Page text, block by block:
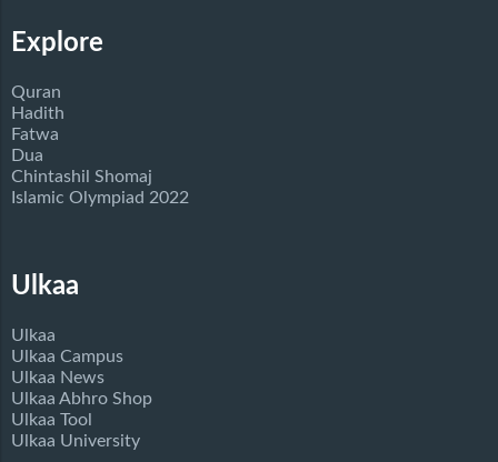
Explore
Quran
Hadith
Fatwa
Dua
Chintashil Shomaj
Islamic Olympiad 2022
Ulkaa
Ulkaa
Ulkaa Campus
Ulkaa News
Ulkaa Abhro Shop
Ulkaa Tool
Ulkaa University